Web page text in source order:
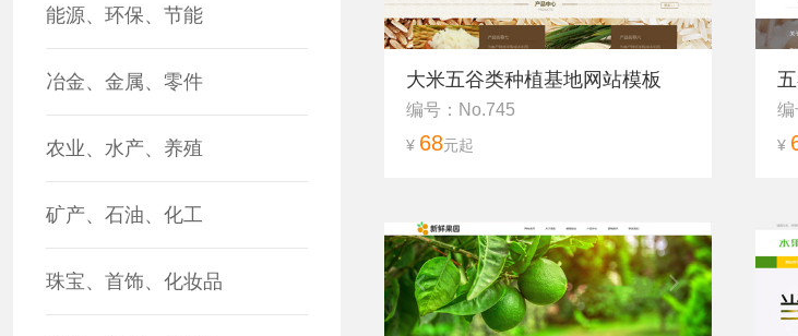
能源、环保、节能
冶金、金属、零件
农业、水产、养殖
矿产、石油、化工
珠宝、首饰、化妆品
大米五谷类种植基地网站模板
编号：No.745
¥ 68元起
编
¥